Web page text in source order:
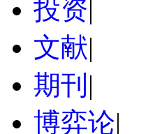
投资|
文献|
期刊 |
博弈论|